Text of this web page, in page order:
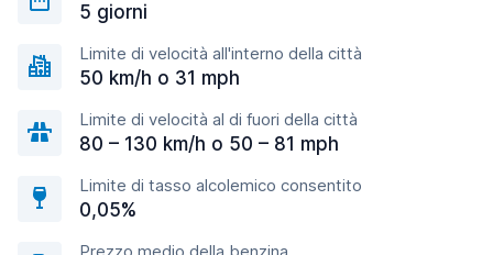
5 giorni
Limite di velocità all'interno della città
50 km/h o 31 mph
Limite di velocità al di fuori della città
80 – 130 km/h o 50 – 81 mph
Limite di tasso alcolemico consentito
0,05%